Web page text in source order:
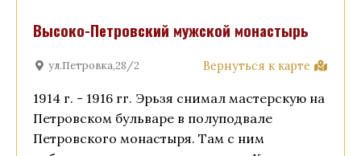
Высоко-Петровский мужской монастырь
ул.Петровка,28/2 Вернуться к карте
1914 г. - 1916 гг. Эрьзя снимал мастерскую на
Петровском бульваре в полуподвале
Петровского монастыря. Там с ним